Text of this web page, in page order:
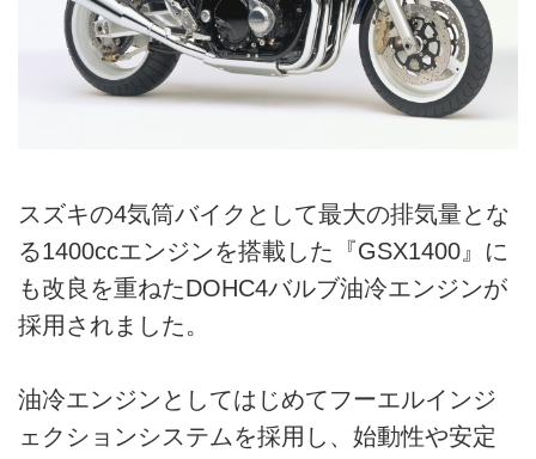
スズキの4気筒バイクとして最大の排気量とな
る1400ccエンジンを搭載した『GSX1400』に
も改良を重ねたDOHC4バルブ油冷エンジンが
採用されました。
油冷エンジンとしてはじめてフーエルインジ
ェクションシステムを採用し、始動性や安定